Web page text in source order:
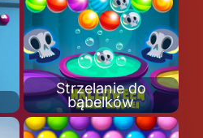
Strzelanie do
bąbelków